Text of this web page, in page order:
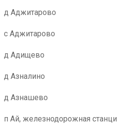
д Аджитарово
с Аджитарово
д Адищево
д Азналино
д Азнашево
п Ай, железнодорожная